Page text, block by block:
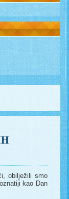
obilježili smo
kao Dan